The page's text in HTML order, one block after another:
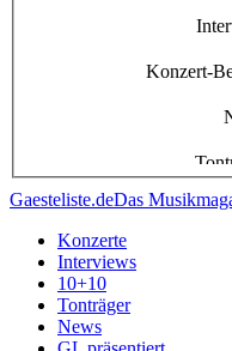
Konzert-
Gaesteliste.deDas
Konzerte
Interviews
10+10
Tonträger
News